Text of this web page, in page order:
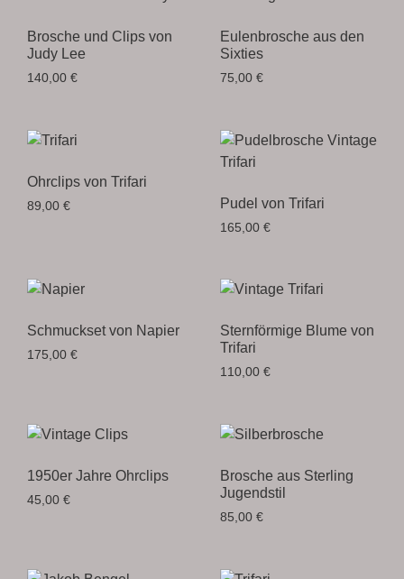
Brosche und Clips von
Judy Lee
140,00 €
Eulenbrosche aus den
Sixties
75,00 €
Ohrclips von Trifari
89,00 € Pudel von Trifari
165,00 €
Schmuckset von Napier
175,00 €
Sternförmige Blume von
Trifari
110,00 €
1950er Jahre Ohrclips
45,00 €
Brosche aus Sterling
Jugendstil
85,00 €